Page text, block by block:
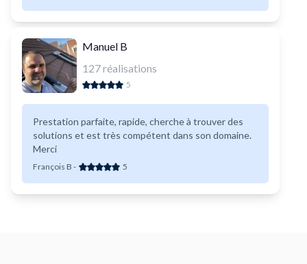
Manuel B
127réalisations
5
Prestation parfaite, rapide, cherche à trouver des
solutions et est très compétent dans son domaine.
Merci
François B - 5